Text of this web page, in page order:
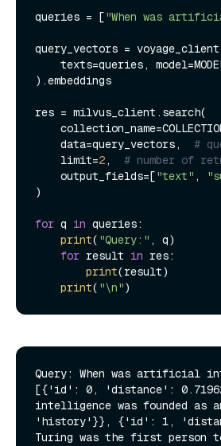
queries = ["When was
query_vectors =
texts=queries,
).embeddings
res = milvus_client.search(
    data=query_vectors,
#
    limit=
2, # number of
    output_fields=[
"text" ,
)
for q in queries:
print( "Query:" , q)
for result in res:
print(result)
print( "\n"
Query: When was artificial
[{'id': 0, 'distance':
intelligence was founded
'history'}}, {'id': 1,
Turing was the first person